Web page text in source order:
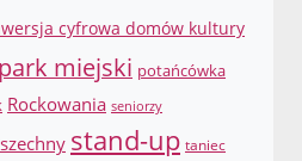
cyfrowa domów kultury
park miejski potańcówka
Rockowania seniorzy
stand-up taniec